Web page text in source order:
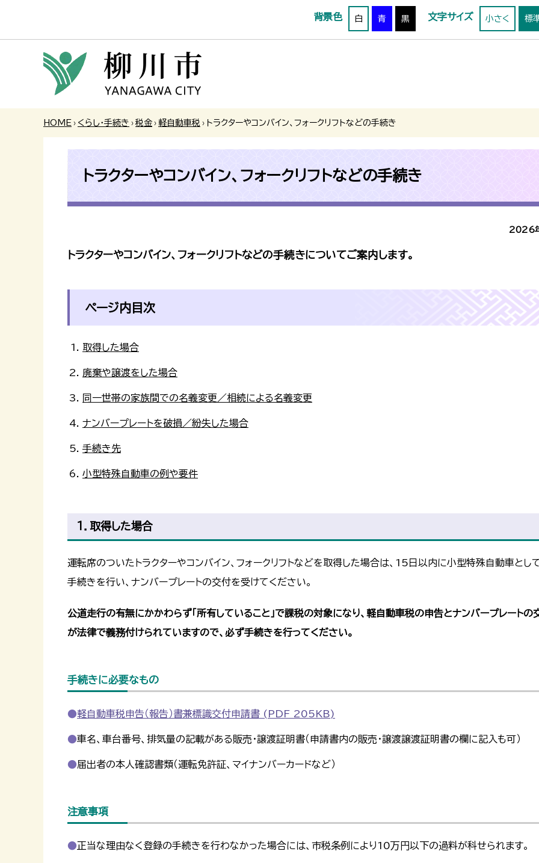
背景色 白 青 黒 文字サイズ 小さく 標
HOME › くらし・手続き › 税金 › 軽自動車税 › トラクターやコンバイン、フォークリフトなどの手続き
トラクターやコンバイン、フォークリフトなどの手続き
2026
トラクターやコンバイン、フォークリフトなどの手続きについてご案内します。
ページ内目次
取得した場合
廃棄や譲渡をした場合
同一世帯の家族間での名義変更／相続による名義変更
ナンバープレートを破損／紛失した場合
手続き先
小型特殊自動車の例や要件
1．取得した場合
運転席のついたトラクターやコンバイン、フォークリフトなどを取得した場合は、15日以内に小型特殊自動車とし
手続きを行い、ナンバープレートの交付を受けてください。
公道走行の有無にかかわらず「所有していること」で課税の対象になり、軽自動車税の申告とナンバープレートの
が法律で義務付けられていますので、必ず手続きを行ってください。
手続きに必要なもの
軽自動車税申告（報告）書兼標識交付申請書 (PDF 205KB)
車名、車台番号、排気量の記載がある販売・譲渡証明書（申請書内の販売・譲渡譲渡証明書の欄に記入も可）
届出者の本人確認書類（運転免許証、マイナンバーカードなど）
注意事項
正当な理由なく登録の手続きを行わなかった場合には、市税条例により10万円以下の過料が科せられます。